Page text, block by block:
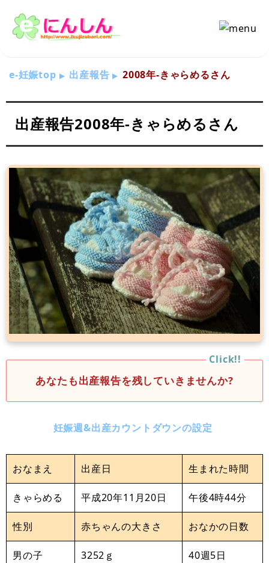
e-妊娠top 出産報告 2008年-きゃらめるさん
出産報告2008年-きゃらめるさん
あなたも出産報告を残していきませんか?
妊娠週&出産カウントダウンの設定
おなまえ 出産日 生まれた時間
きゃらめる 平成20年11月20日 午後4時44分
性別 赤ちゃんの大きさ おなかの日数
男の子 3252ｇ 40週5日